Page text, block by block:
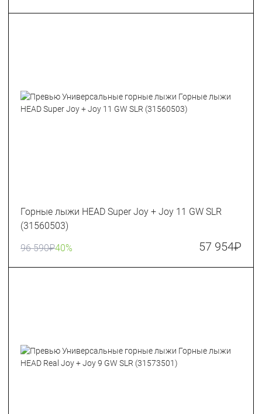
Горные лыжи HEAD Super Joy + Joy 11 GW SLR
(31560503)
96 590₽40% 57 954₽